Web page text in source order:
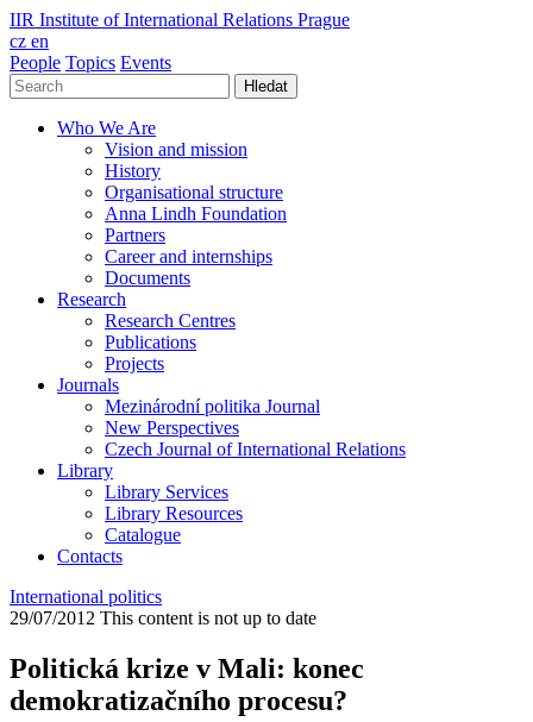
IIR Institute of International Relations Prague
cz en
People Topics Events
Hledat
Who We Are
Vision and mission
History
Organisational structure
Anna Lindh Foundation
Partners
Career and internships
Documents
Research
Research Centres
Publications
Projects
Journals
Mezinárodní politika Journal
New Perspectives
Czech Journal of International Relations
Library
Library Services
Library Resources
Catalogue
Contacts
International politics
29/07/2012 This content is not up to date
Politická krize v Mali: konec
demokratizačního procesu?